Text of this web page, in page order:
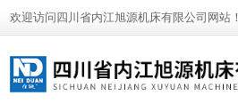
欢迎访问四川省内江旭源机床有限公司网站！